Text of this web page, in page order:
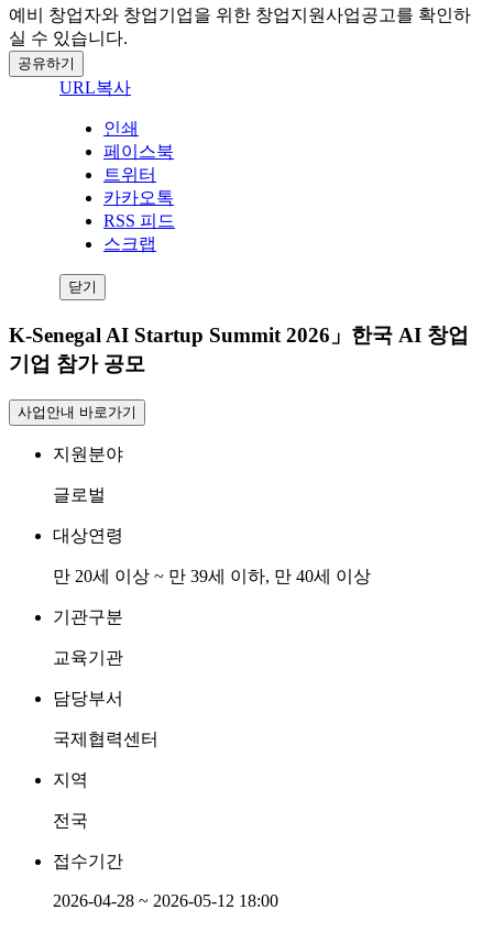
예비 창업자와 창업기업을 위한 창업지원사업공고를 확인하
실 수 있습니다.
공유하기
URL복사
인쇄
페이스북
트위터
카카오톡
RSS 피드
스크랩
닫기
K-Senegal AI Startup Summit 2026」한국 AI 창업
기업 참가 공모
사업안내 바로가기
지원분야
글로벌
대상연령
만 20세 이상 ~ 만 39세 이하, 만 40세 이상
기관구분
교육기관
담당부서
국제협력센터
지역
전국
접수기간
2026-04-28 ~ 2026-05-12 18:00